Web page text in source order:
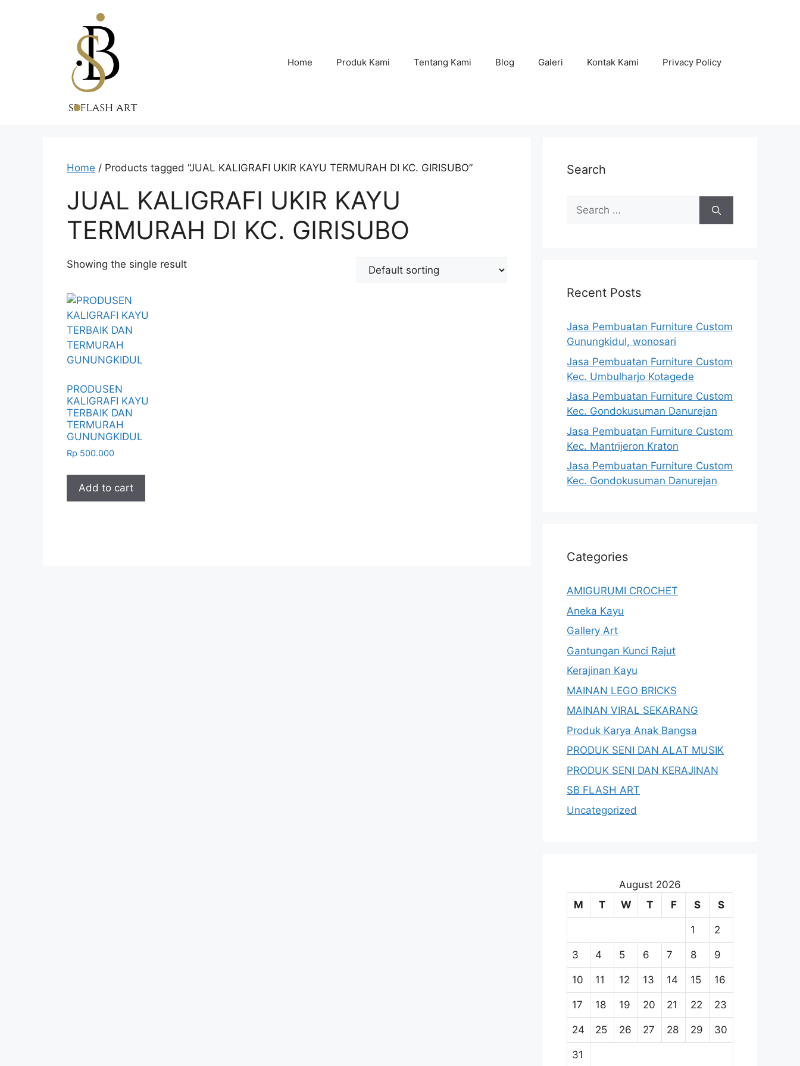
Home Produk Kami Tentang Kami Blog Galeri Kontak Kami Privacy Policy
Home / Products tagged “JUAL KALIGRAFI UKIR KAYU TERMURAH DI KC. GIRISUBO”
JUAL KALIGRAFI UKIR KAYU
TERMURAH DI KC. GIRISUBO
Showing the single result
PRODUSEN
KALIGRAFI KAYU
TERBAIK DAN
TERMURAH
GUNUNGKIDUL
Rp 500.000
Add to cart
Search
Search
for:
Recent Posts
Jasa Pembuatan Furniture Custom
Gunungkidul, wonosari
Jasa Pembuatan Furniture Custom
Kec. Umbulharjo Kotagede
Jasa Pembuatan Furniture Custom
Kec. Gondokusuman Danurejan
Jasa Pembuatan Furniture Custom
Kec. Mantrijeron Kraton
Jasa Pembuatan Furniture Custom
Kec. Gondokusuman Danurejan
Categories
AMIGURUMI CROCHET
Aneka Kayu
Gallery Art
Gantungan Kunci Rajut
Kerajinan Kayu
MAINAN LEGO BRICKS
MAINAN VIRAL SEKARANG
Produk Karya Anak Bangsa
PRODUK SENI DAN ALAT MUSIK
PRODUK SENI DAN KERAJINAN
SB FLASH ART
Uncategorized
August 2026
M
T W T F S S
1 2
3 4 5 6 7 8 9
10 11 12 13 14 15 16
17 18 19 20 21 22 23
24 25 26 27 28 29 30
31